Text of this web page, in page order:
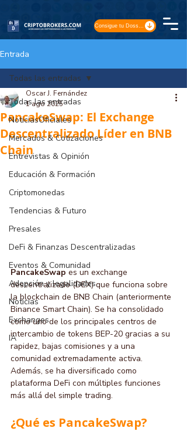
Consigue tu Dossier
Entrada
Todas las entradas
NoticiasOficiales
Mercados & Cotizaciones
Entrevistas & Opinión
Educación & Formación
Criptomonedas
Tendencias & Futuro
Presales
DeFi & Finanzas Descentralizadas
Eventos & Comunidad
Adopción y legalidades
Noticias
Exchanges
IA
Todas las entradas
PancakeSwap: El Exchange
Descentralizado Líder en BNB
Chain
Oscar J. Fernández
1 ago 2025
PancakeSwap es un exchange
descentralizado (DEX) que funciona sobre
la blockchain de BNB Chain (anteriormente
Binance Smart Chain). Se ha consolidado
como uno de los principales centros de
intercambio de tokens BEP-20 gracias a su
rapidez, bajas comisiones y a una
comunidad extremadamente activa.
Además, se ha diversificado como
plataforma DeFi con múltiples funciones
más allá del simple trading.
¿Qué es PancakeSwap?